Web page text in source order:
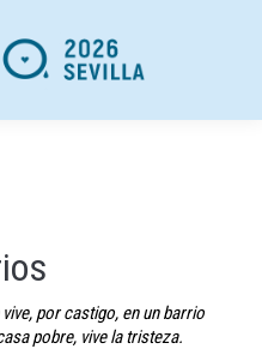
por castigo, en un barrio
pobre, vive la tristeza.